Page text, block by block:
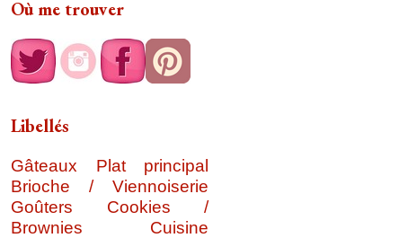
Où me trouver
Libellés
Gâteaux
Plat principal
Brioche / Viennoiserie
Goûters
Cookies /
Brownies
Cuisine